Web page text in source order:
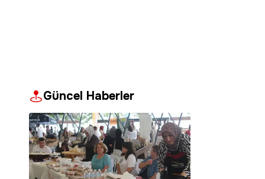
Güncel Haberler